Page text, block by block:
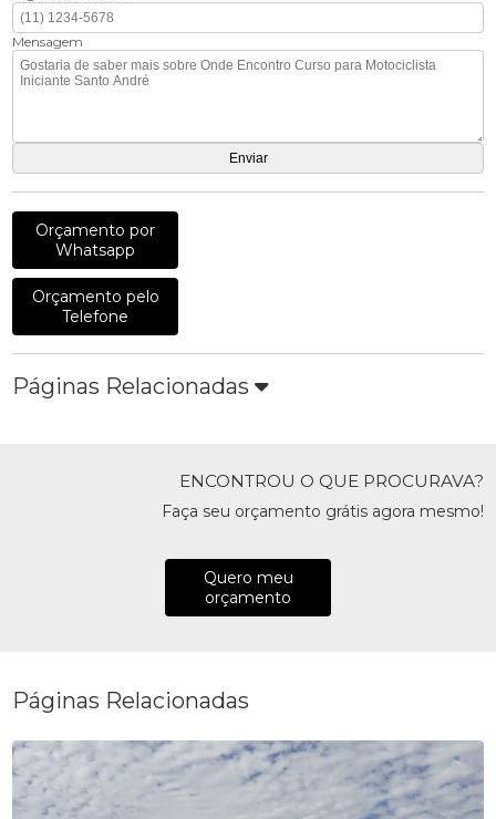
Mensagem
Orçamento por
Whatsapp
Orçamento pelo
Telefone
Páginas Relacionadas
ENCONTROU O QUE PROCURAVA?
Faça seu orçamento grátis agora mesmo!
Quero meu
orçamento
Páginas Relacionadas